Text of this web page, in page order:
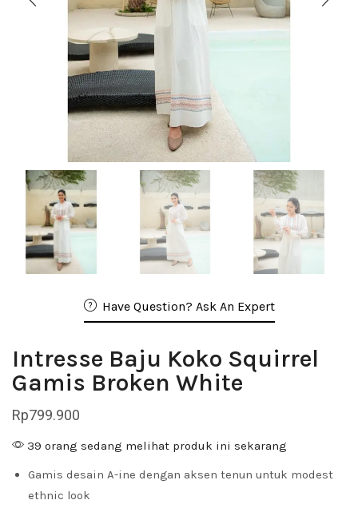
Have Question? Ask An Expert
Intresse Baju Koko Squirrel
Gamis Broken White
Rp799.900
39 orang sedang melihat produk ini sekarang
Gamis desain A-ine dengan aksen tenun untuk modest
ethnic look